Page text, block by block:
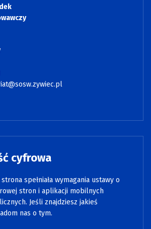
cyfrowa
spełniała wymagania ustawy o
stron i aplikacji mobilnych
Jeśli znajdziesz jakieś
nas o tym.